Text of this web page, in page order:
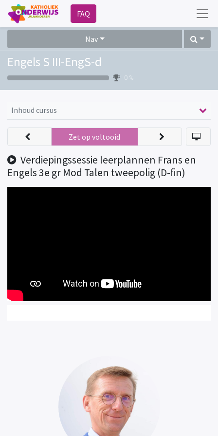
FAQ
Nav
Engels S III-EngS-d
0 %
Inhoud cursus
Verdiepingssessie leerplannen Frans en
Engels 3e gr Mod Talen tweepolig (D-fin)
Zet op voltooid